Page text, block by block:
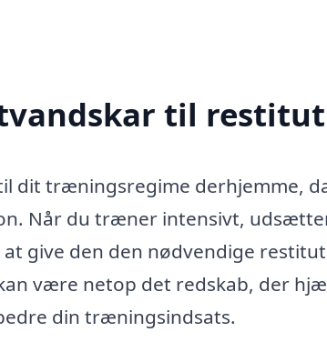
til
dit træningsregime derhjemme,
Når du træner intensivt,
give den den nødvendige
være netop det redskab, der
din træningsindsats.